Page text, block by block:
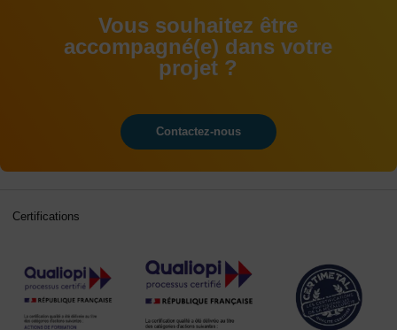
Vous souhaitez être
accompagné(e) dans votre
projet ?
Contactez-nous
Certifications